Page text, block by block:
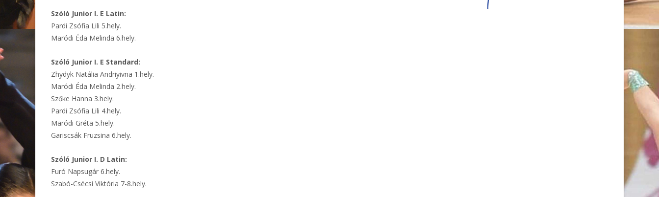
Szóló Junior I. E Latin:
Pardi Zsófia Lili 5.hely.
Maródi Éda Melinda 6.hely.
Szóló Junior I. E Standard:
Zhydyk Natália Andriyivna 1.hely.
Maródi Éda Melinda 2.hely.
Szőke Hanna 3.hely.
Pardi Zsófia Lili 4.hely.
Maródi Gréta 5.hely.
Gariscsák Fruzsina 6.hely.
Szóló Junior I. D Latin:
Furó Napsugár 6.hely.
Szabó-Csécsi Viktória 7-8.hely.